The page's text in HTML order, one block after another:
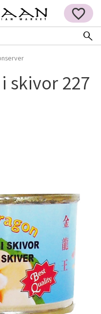
FAVORITER
skivor 227